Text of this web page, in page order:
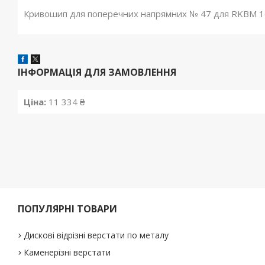
Кривошип для поперечних напрямних № 47 для RKBM
ІНФОРМАЦІЯ ДЛЯ ЗАМОВЛЕННЯ
Ціна: 11 334 ₴
ПОПУЛЯРНІ ТОВАРИ
Дискові відрізні верстати по металу
Каменерізні верстати